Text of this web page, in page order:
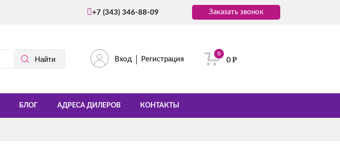
+7 (343) 346-88-09 Заказать звонок
Вход Регистрация
0
0Р
БЛОГ АДРЕСА ДИЛЕРОВ КОНТАКТЫ